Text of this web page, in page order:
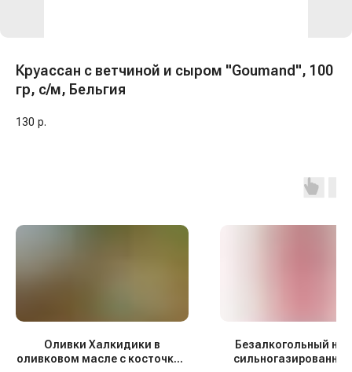
Круассан с ветчиной и сыром "Goumand", 100
гр, с/м, Бельгия
130 р.
Оливки Халкидики в
оливковом масле с косточкой
Безалкогольный